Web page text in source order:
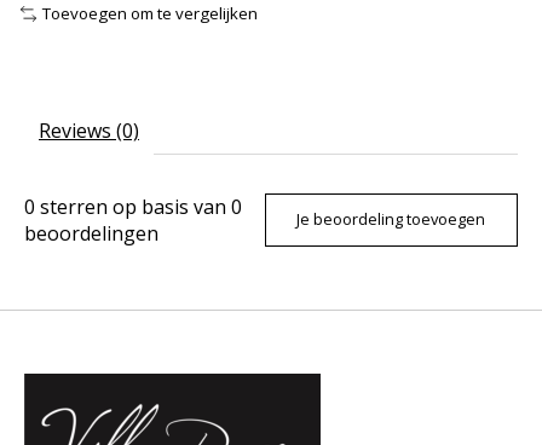
Toevoegen om te vergelijken
Reviews (0)
0 sterren op basis van 0
beoordelingen
Je beoordeling toevoegen